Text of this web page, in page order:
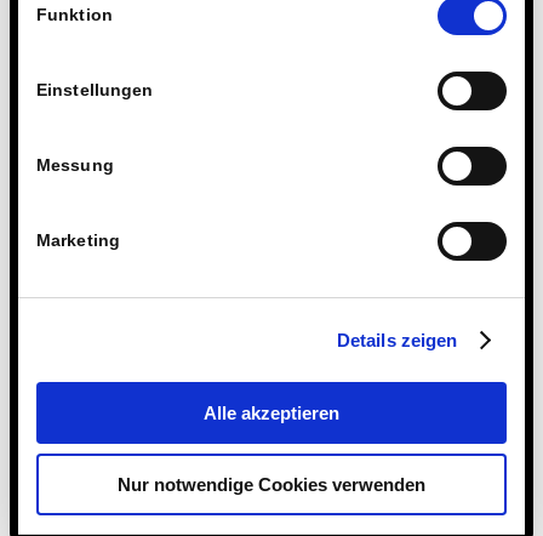
Technologien.
Funktion
Einstellungen
Messung
Marketing
Details zeigen
Alle akzeptieren
Nur notwendige Cookies verwenden